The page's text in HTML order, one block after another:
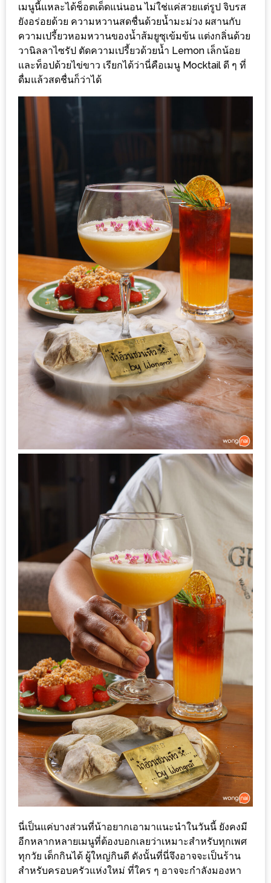
ใจ
ภาพ
ใส
ปิ๊
งด้วย
HUAWEI
G7
โฟน
เอาใจ
โดย
เฉพาะ
อิ่ม
ไม่
อั้น
กิน
ไม่
ยั้ง
หมู
บาน
ปลาย
ไม่
เกิน
300
บาท
เกี่ยว
กับ
เว็บ
น้า
อ้วน
ชวน
หิว
เจ้าของ
แนะนำ
ร้าน
เพื่อน
เมนูนี้แหละได้ช็อตเด็ดแน่นอน ไม่ใช่แค่สวยแต่รูป จิบรส
ยังอร่อยด้วย ความหวานสดชื่นด้วยน้ำมะม่วง ผสานกับ
ความเปรี้ยวหอมหวานของน้ำส้มยูซุเข้มข้น แต่งกลิ่นด้วย
วานิลลาไซรัป ตัดความเปรี้ยวด้วยน้ำ Lemon เล็กน้อย
และท็อปด้วยไข่ขาว เรียกได้ว่านี่คือเมนู Mocktail ดี ๆ ที่
ดื่มแล้วสดชื่นก็ว่าได้
นี่เป็นแค่บางส่วนที่น้าอยากเอามาแนะนำในวันนี้ ยังคงมี
อีกหลากหลายเมนูที่ต้องบอกเลยว่าเหมาะสำหรับทุกเพศ
ทุกวัย เด็กกินได้ ผู้ใหญ่กินดี ดังนั้นที่นี่จึงอาจจะเป็นร้าน
สำหรับครอบครัวแห่งใหม่ ที่ใคร ๆ อาจจะกำลังมองหา